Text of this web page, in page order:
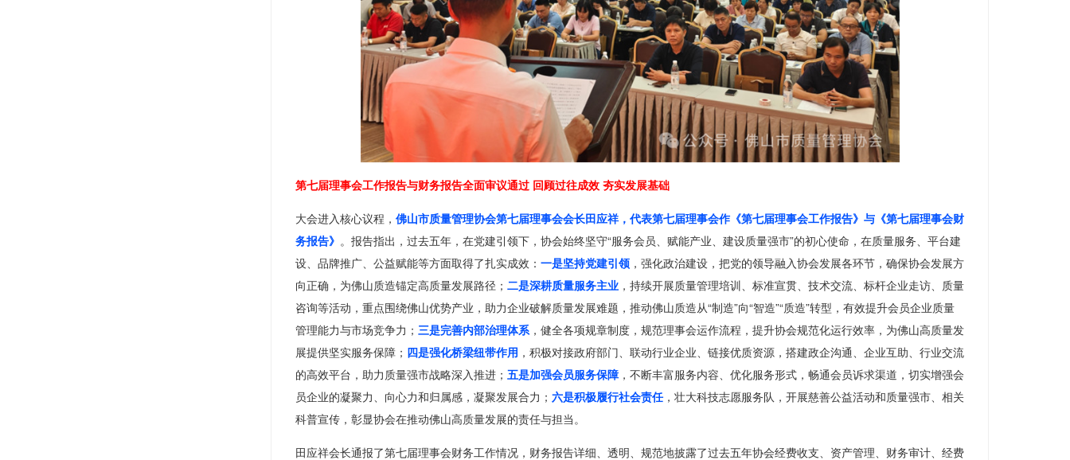
第七届理事会工作报告与财务报告全面审议通过 回顾过往成效 夯实发展基础
大会进入核心议程， 佛山市质量管理协会第七届理事会会长田应祥，代表第七届理事会作《第七届理事会工作报告》与《第七届理事会财
务报告》 。报告指出，过去五年，在党建引领下，协会始终坚守“服务会员、赋能产业、建设质量强市”的初心使命，在质量服务、平台建
设、品牌推广、公益赋能等方面取得了扎实成效： 一是坚持党建引领 ，强化政治建设，把党的领导融入协会发展各环节，确保协会发展方
向正确，为佛山质造锚定高质量发展路径； 二是深耕质量服务主业 ，持续开展质量管理培训、标准宣贯、技术交流、标杆企业走访、质量
咨询等活动，重点围绕佛山优势产业，助力企业破解质量发展难题，推动佛山质造从“制造”向“智造”“质造”转型，有效提升会员企业质量
管理能力与市场竞争力； 三是完善内部治理体系 ，健全各项规章制度，规范理事会运作流程，提升协会规范化运行效率，为佛山高质量发
展提供坚实服务保障； 四是强化桥梁纽带作用 ，积极对接政府部门、联动行业企业、链接优质资源，搭建政企沟通、企业互助、行业交流
的高效平台，助力质量强市战略深入推进； 五是加强会员服务保障 ，不断丰富服务内容、优化服务形式，畅通会员诉求渠道，切实增强会
员企业的凝聚力、向心力和归属感，凝聚发展合力； 六是积极履行社会责任，壮大科技志愿服务队，开展慈善公益活动和质量强市、相关
科普宣传，彰显协会在推动佛山高质量发展的责任与担当。
田应祥会长通报了第七届理事会财务工作情况，财务报告详细、透明、规范地披露了过去五年协会经费收支、资产管理、财务审计、经费